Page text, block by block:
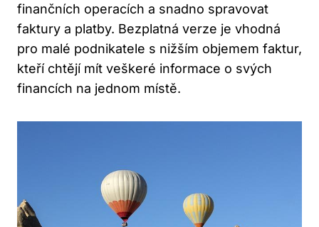
finančních operacích a snadno spravovat
faktury a platby. Bezplatná verze je vhodná
pro malé podnikatele s nižším objemem faktur,
kteří chtějí mít veškeré informace o svých
financích na jednom místě.